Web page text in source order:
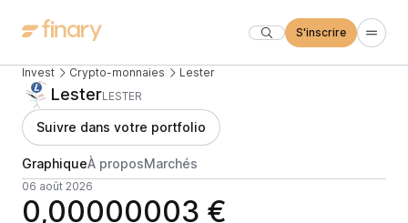
S'inscrire
Invest Crypto-monnaies Lester
LesterLESTER
Suivre dans votre portfolio
GraphiqueÀ proposMarchés
06 août 2026
0,00000003 €